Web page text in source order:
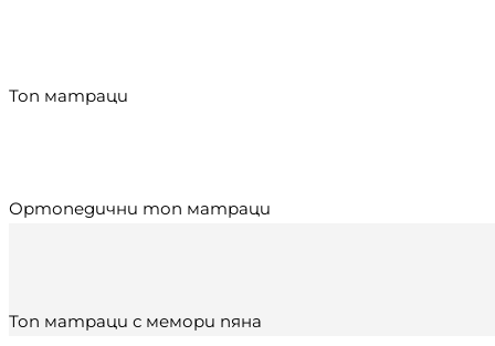
Топ матраци
Ортопедични топ матраци
Топ матраци с мемори пяна